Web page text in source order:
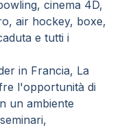
cinema 4D,
air hockey, boxe,
e tutti i
in Francia, La
l'opportunità di
un ambiente